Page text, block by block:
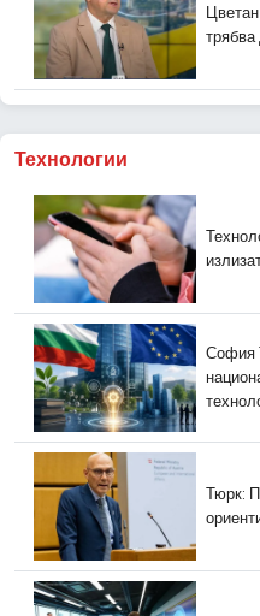
Технологии
София
Тюрк: